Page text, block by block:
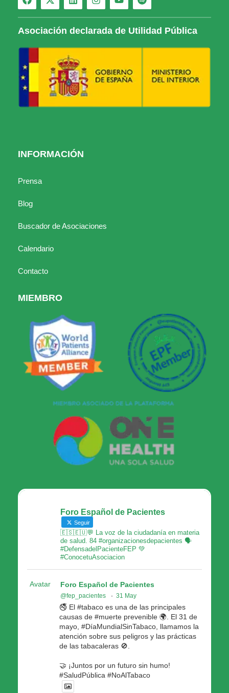
Asociación declarada de Utilidad Pública
INFORMACIÓN
Prensa
Blog
Buscador de Asociaciones
Calendario
Contacto
MIEMBRO
Foro Español de Pacientes
Seguir
🇪🇸🇪🇺💬 La voz de la ciudadanía en materia
de salud. 84 #organizacionesdepacientes 🗣
#DefensadelPacienteFEP 💚
#ConocetuAsociacion
Avatar Foro Español de Pacientes
@fep_pacientes · 31 May
🚭 El #tabaco es una de las principales
causas de #muerte prevenible 🌍. El 31 de
mayo, #DíaMundialSinTabaco, llamamos la
atención sobre sus peligros y las prácticas
de las tabacaleras 🚫.
🤝 ¡Juntos por un futuro sin humo!
#SaludPública #NoAlTabaco